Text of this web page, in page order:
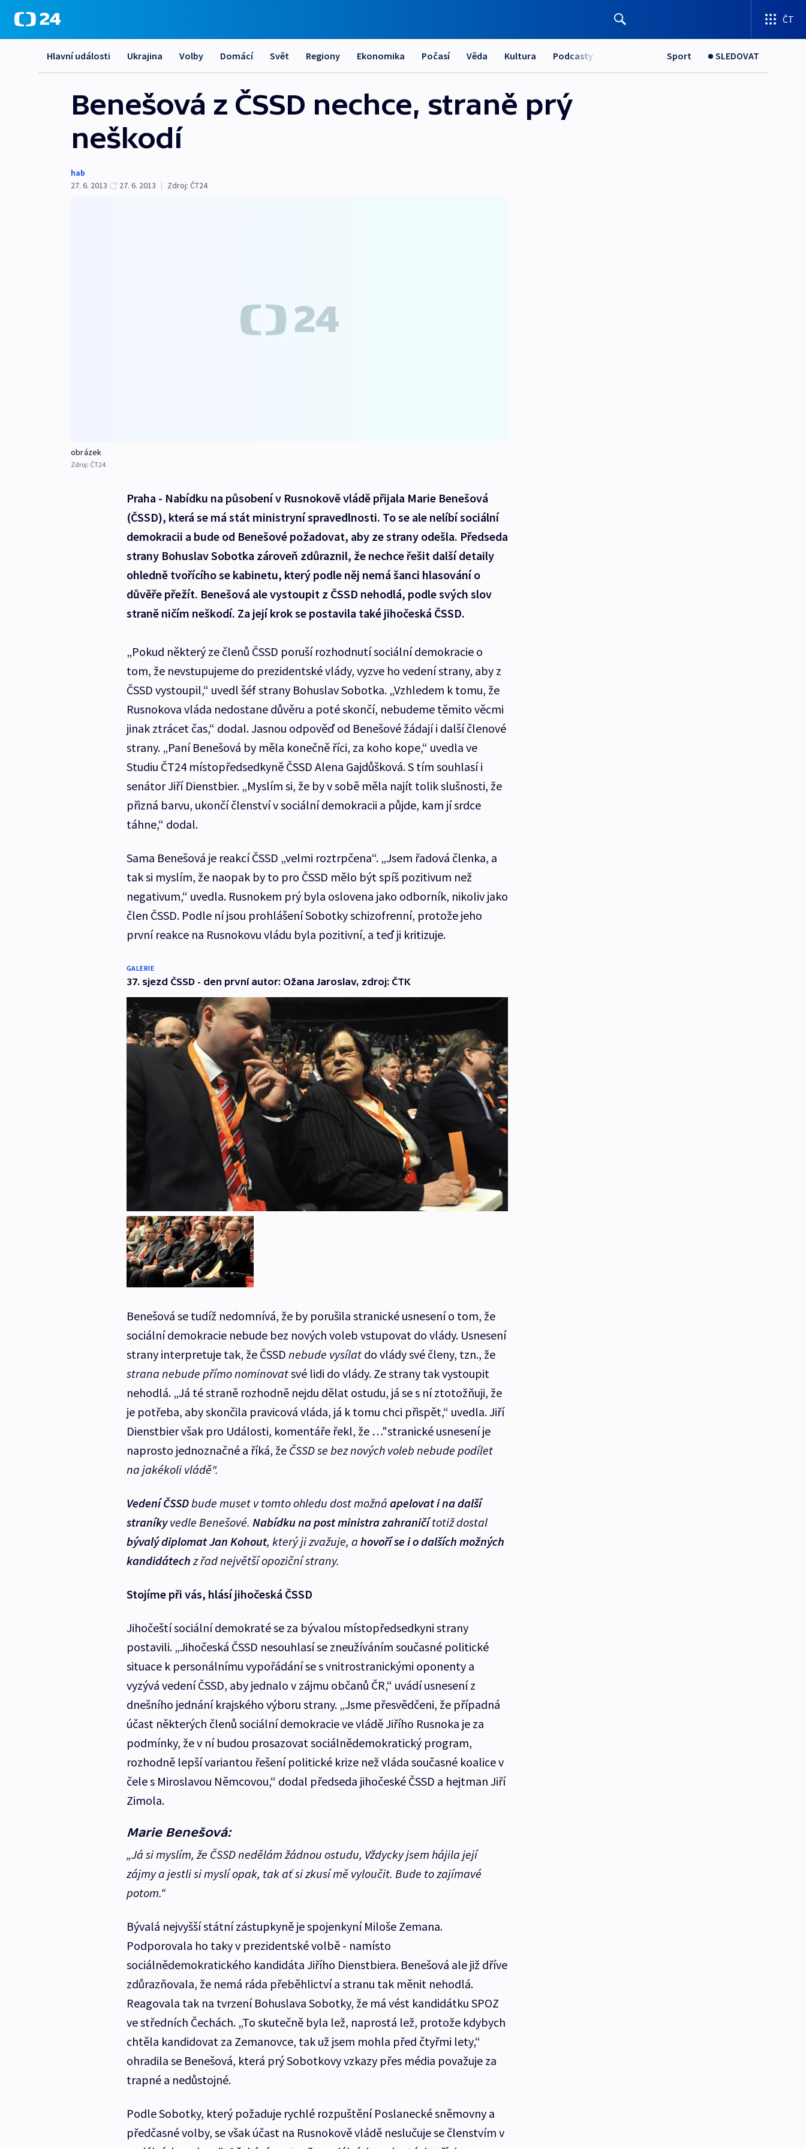
ČT
Hlavní události Ukrajina Volby Domácí Svět Regiony Ekonomika Počasí Věda Kultura Podcasty Sport SLEDOVAT
Benešová z ČSSD nechce, straně prý
neškodí
hab
27. 6. 2013
27. 6. 2013 | Zdroj: ČT24
obrázek
Zdroj: ČT24
Praha - Nabídku na působení v Rusnokově vládě přijala Marie Benešová
(ČSSD), která se má stát ministryní spravedlnosti. To se ale nelíbí sociální
demokracii a bude od Benešové požadovat, aby ze strany odešla. Předseda
strany Bohuslav Sobotka zároveň zdůraznil, že nechce řešit další detaily
ohledně tvořícího se kabinetu, který podle něj nemá šanci hlasování o
důvěře přežít. Benešová ale vystoupit z ČSSD nehodlá, podle svých slov
straně ničím neškodí. Za její krok se postavila také jihočeská ČSSD.
„Pokud některý ze členů ČSSD poruší rozhodnutí sociální demokracie o
tom, že nevstupujeme do prezidentské vlády, vyzve ho vedení strany, aby z
ČSSD vystoupil,“ uvedl šéf strany Bohuslav Sobotka. „Vzhledem k tomu, že
Rusnokova vláda nedostane důvěru a poté skončí, nebudeme těmito věcmi
jinak ztrácet čas,“ dodal. Jasnou odpověď od Benešové žádají i další členové
strany. „Paní Benešová by měla konečně říci, za koho kope,“ uvedla ve
Studiu ČT24 místopředsedkyně ČSSD Alena Gajdůšková. S tím souhlasí i
senátor Jiří Dienstbier. „Myslím si, že by v sobě měla najít tolik slušnosti, že
přizná barvu, ukončí členství v sociální demokracii a půjde, kam jí srdce
táhne,“ dodal.
Sama Benešová je reakcí ČSSD „velmi roztrpčena“. „Jsem řadová členka, a
tak si myslím, že naopak by to pro ČSSD mělo být spíš pozitivum než
negativum,“ uvedla. Rusnokem prý byla oslovena jako odborník, nikoliv jako
člen ČSSD. Podle ní jsou prohlášení Sobotky schizofrenní, protože jeho
první reakce na Rusnokovu vládu byla pozitivní, a teď ji kritizuje.
GALERIE
37. sjezd ČSSD - den první autor: Ožana Jaroslav, zdroj: ČTK
Benešová se tudíž nedomnívá, že by porušila stranické usnesení o tom, že
sociální demokracie nebude bez nových voleb vstupovat do vlády. Usnesení
strany interpretuje tak, že ČSSD nebude vysílatdo vlády své členy, tzn., že
strana nebude přímo nominovatsvé lidi do vlády. Ze strany tak vystoupit
nehodlá. „Já té straně rozhodně nejdu dělat ostudu, já se s ní ztotožňuji, že
je potřeba, aby skončila pravicová vláda, já k tomu chci přispět,“ uvedla. Jiří
Dienstbier však pro Události, komentáře řekl, že …"stranické usnesení je
naprosto jednoznačné a říká, že ČSSD se bez nových voleb nebude podílet
na jakékoli vládě".
Vedení ČSSDbude muset v tomto ohledu dost možná apelovat i na další
straníkyvedle Benešové. Nabídku na post ministra zahraničítotiž dostal
bývalý diplomat Jan Kohout, který ji zvažuje, a hovoří se i o dalších možných
kandidátechz řad největší opoziční strany.
Stojíme při vás, hlásí jihočeská ČSSD
Jihočeští sociální demokraté se za bývalou místopředsedkyni strany
postavili. „Jihočeská ČSSD nesouhlasí se zneužíváním současné politické
situace k personálnímu vypořádání se s vnitrostranickými oponenty a
vyzývá vedení ČSSD, aby jednalo v zájmu občanů ČR,“ uvádí usnesení z
dnešního jednání krajského výboru strany. „Jsme přesvědčeni, že případná
účast některých členů sociální demokracie ve vládě Jiřího Rusnoka je za
podmínky, že v ní budou prosazovat sociálnědemokratický program,
rozhodně lepší variantou řešení politické krize než vláda současné koalice v
čele s Miroslavou Němcovou,“ dodal předseda jihočeské ČSSD a hejtman Jiří
Zimola.
Marie Benešová:
„Já si myslím, že ČSSD nedělám žádnou ostudu, Vždycky jsem hájila její
zájmy a jestli si myslí opak, tak ať si zkusí mě vyloučit. Bude to zajímavé
potom.“
Bývalá nejvyšší státní zástupkyně je spojenkyní Miloše Zemana.
Podporovala ho taky v prezidentské volbě - namísto
sociálnědemokratického kandidáta Jiřího Dienstbiera. Benešová ale již dříve
zdůrazňovala, že nemá ráda přeběhlictví a stranu tak měnit nehodlá.
Reagovala tak na tvrzení Bohuslava Sobotky, že má vést kandidátku SPOZ
ve středních Čechách. „To skutečně byla lež, naprostá lež, protože kdybych
chtěla kandidovat za Zemanovce, tak už jsem mohla před čtyřmi lety,“
ohradila se Benešová, která prý Sobotkovy vzkazy přes média považuje za
trapné a nedůstojné.
Podle Sobotky, který požaduje rychlé rozpuštění Poslanecké sněmovny a
předčasné volby, se však účast na Rusnokově vládě neslučuje se členstvím v